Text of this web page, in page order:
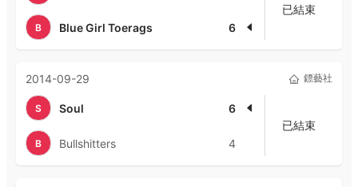
B Blue Girl Toerags 6
已結束
2014-09-29 鏢藝社
S Soul 6
B Bullshitters 4
已結束